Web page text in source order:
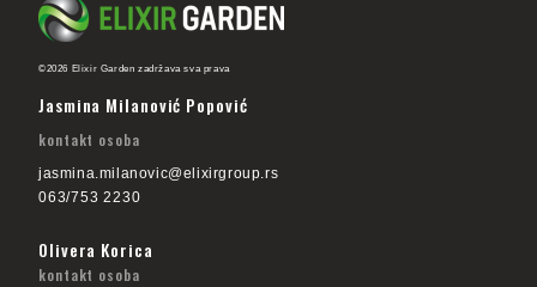
©2026 Elixir Garden zadržava sva prava
Jasmina Milanović Popović
kontakt osoba
jasmina.milanovic@elixirgroup.rs
063/753 2230
Olivera Korica
kontakt osoba